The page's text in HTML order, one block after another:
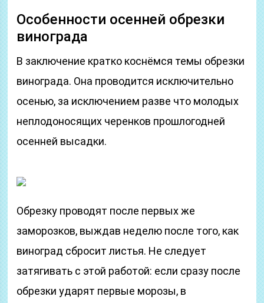
Особенности осенней обрезки
винограда
В заключение кратко коснёмся темы обрезки
винограда. Она проводится исключительно
осенью, за исключением разве что молодых
неплодоносящих черенков прошлогодней
осенней высадки.
Обрезку проводят после первых же
заморозков, выждав неделю после того, как
виноград сбросит листья. Не следует
затягивать с этой работой: если сразу после
обрезки ударят первые морозы, в